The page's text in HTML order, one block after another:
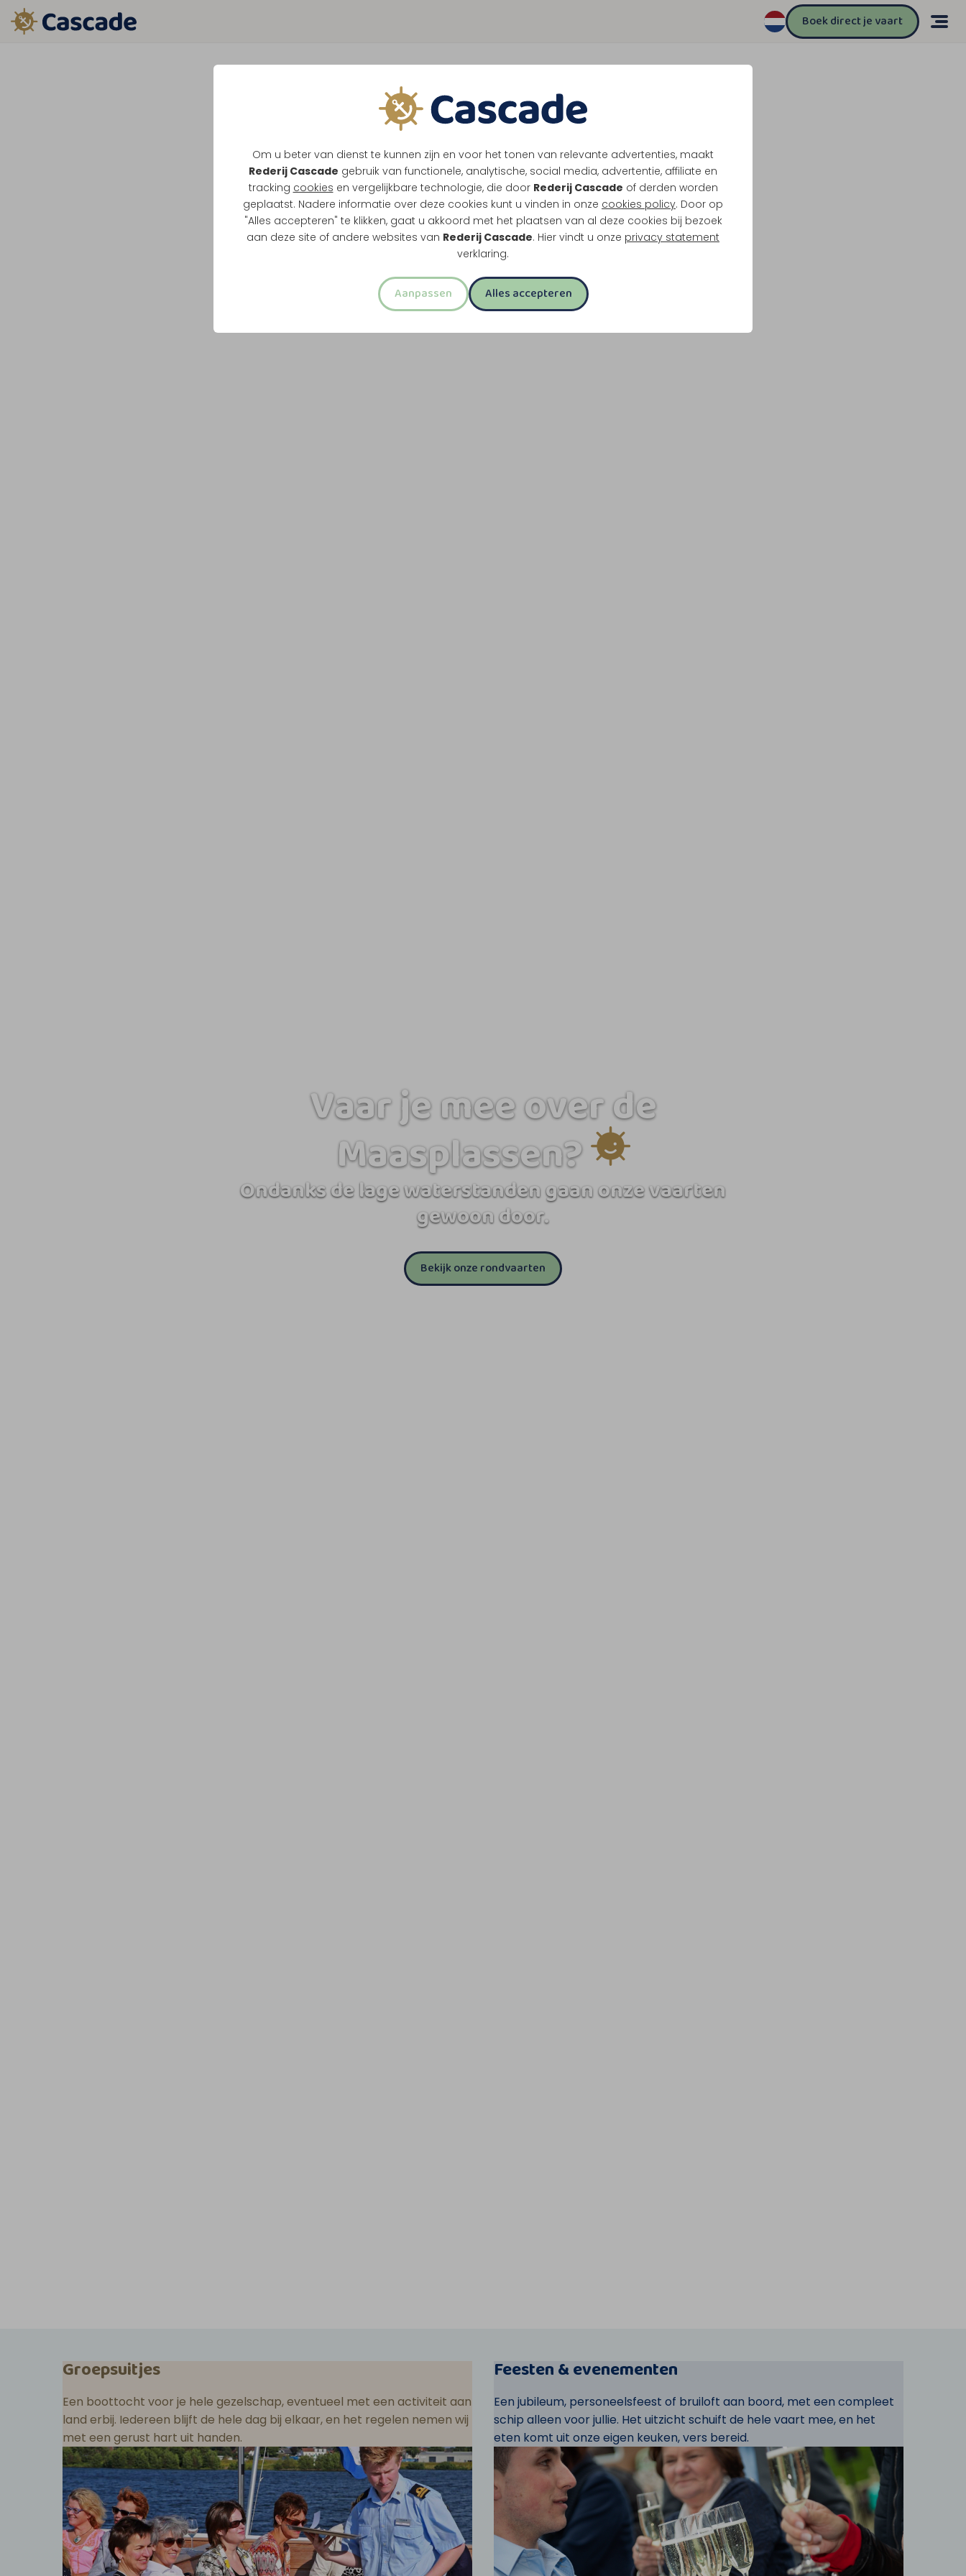
Om u beter van dienst te kunnen zijn en voor het tonen van relevante advertenties, maakt
Rederij Cascade gebruik van functionele, analytische, social media, advertentie, affiliate en
tracking cookies en vergelijkbare technologie, die door Rederij Cascade of derden worden
geplaatst. Nadere informatie over deze cookies kunt u vinden in onze cookies policy. Door op
"Alles accepteren" te klikken, gaat u akkoord met het plaatsen van al deze cookies bij bezoek
aan deze site of andere websites van Rederij Cascade. Hier vindt u onze privacy statement
verklaring.
Aanpassen Alles accepteren
Boek direct je vaart
Vaar je mee over de
Maasplassen?
Ondanks de lage waterstanden gaan onze vaarten
gewoon door.
Bekijk onze rondvaarten
Groepsuitjes
Een boottocht voor je hele gezelschap, eventueel met een activiteit aan
land erbij. Iedereen blijft de hele dag bij elkaar, en het regelen nemen wij
met een gerust hart uit handen.
Feesten & evenementen
Een jubileum, personeelsfeest of bruiloft aan boord, met een compleet
schip alleen voor jullie. Het uitzicht schuift de hele vaart mee, en het
eten komt uit onze eigen keuken, vers bereid.